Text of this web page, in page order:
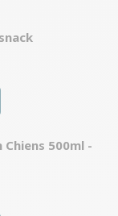
500ml -